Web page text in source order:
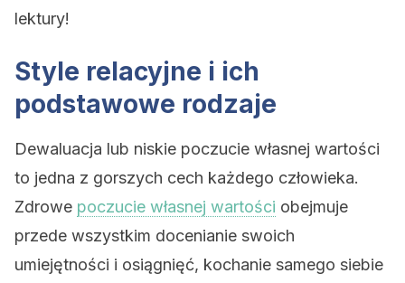
lektury!
Style relacyjne i ich
podstawowe rodzaje
Dewaluacja lub niskie poczucie własnej wartości
to jedna z gorszych cech każdego człowieka.
Zdrowe poczucie własnej wartości obejmuje
przede wszystkim docenianie swoich
umiejętności i osiągnięć, kochanie samego siebie